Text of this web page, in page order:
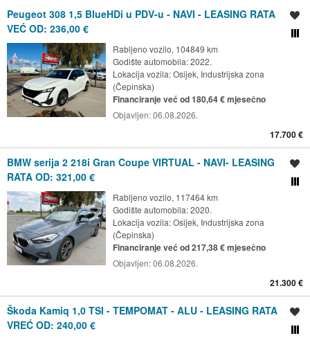
Peugeot 308 1,5 BlueHDi u PDV-u - NAVI - LEASING RATA
VEĆ OD: 236,00 €
Rabljeno vozilo, 104849 km
Godište automobila: 2022.
Lokacija vozila:Osijek, Industrijska zona
(Čepinska)
Financiranje već od 180,64 € mjesečno
Objavljen:06.08.2026.
17.700 €
BMW serija 2 218i Gran Coupe VIRTUAL - NAVI- LEASING
RATA OD: 321,00 €
Rabljeno vozilo, 117464 km
Godište automobila: 2020.
Lokacija vozila:Osijek, Industrijska zona
(Čepinska)
Financiranje već od 217,38 € mjesečno
Objavljen:06.08.2026.
21.300 €
Škoda Kamiq 1,0 TSI - TEMPOMAT - ALU - LEASING RATA
VREĆ OD: 240,00 €